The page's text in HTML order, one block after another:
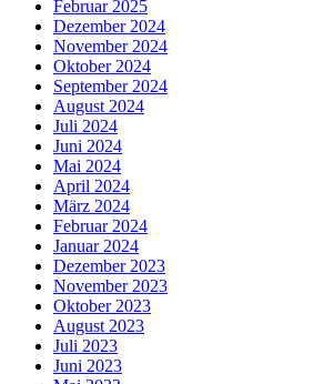
Februar 2025
Dezember 2024
November 2024
Oktober 2024
September 2024
August 2024
Juli 2024
Juni 2024
Mai 2024
April 2024
März 2024
Februar 2024
Januar 2024
Dezember 2023
November 2023
Oktober 2023
August 2023
Juli 2023
Juni 2023